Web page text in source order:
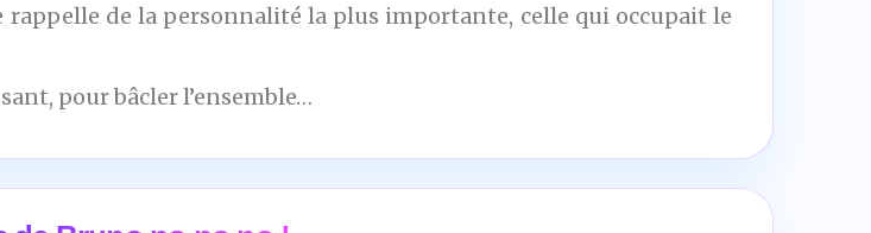
rappelle de la personnalité la plus importante, celle qui occupait le
pour bâcler l’ensemble…